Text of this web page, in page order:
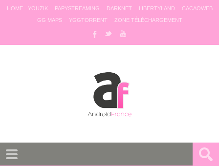
HOME YOUZIK PAPYSTREAMING DARKNET LIBERTYLAND
CACAOWEB
GG MAPS
YGGTORRENT ZONE TÉLÉCHARGEMENT